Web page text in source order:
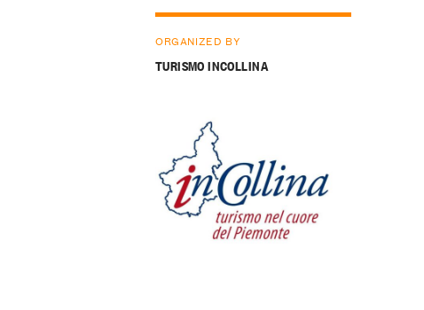
ORGANIZED BY
TURISMO INCOLLINA